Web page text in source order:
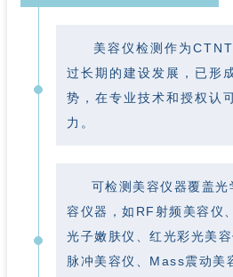
美容仪检测作为CTNT
过长期的建设发展，已形
势，在专业技术和授权认
力。
可检测美容仪器覆盖光
容仪器，如RF射频美容仪
光子嫩肤仪、红光彩光美
脉冲美容仪、Mass震动美